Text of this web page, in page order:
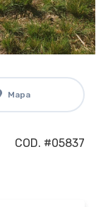
Mapa
COD. #05837